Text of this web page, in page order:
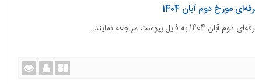
مورخ دوم آبان 1404
مراجعه نمایند.